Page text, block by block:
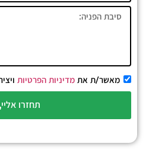
מאשר/ת את מדיניות הפרטיות
תחזרו אליי